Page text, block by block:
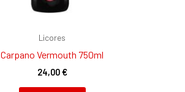
Licores
Carpano Vermouth 750ml
24,00€